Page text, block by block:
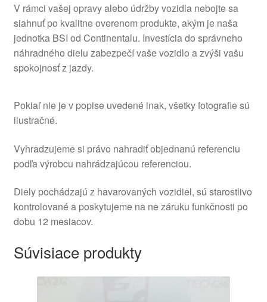
V rámci vašej opravy alebo údržby vozidla nebojte sa
siahnuť po kvalitne overenom produkte, akým je naša
jednotka BSI od Continentalu. Investícia do správneho
náhradného dielu zabezpečí vaše vozidlo a zvýši vašu
spokojnosť z jazdy.
Pokiaľ nie je v popise uvedené inak, všetky fotografie sú
ilustračné.
Vyhradzujeme si právo nahradiť objednanú referenciu
podľa výrobcu nahrádzajúcou referenciou.
Diely pochádzajú z havarovaných vozidiel, sú starostlivo
kontrolované a poskytujeme na ne záruku funkčnosti po
dobu 12 mesiacov.
Súvisiace produkty